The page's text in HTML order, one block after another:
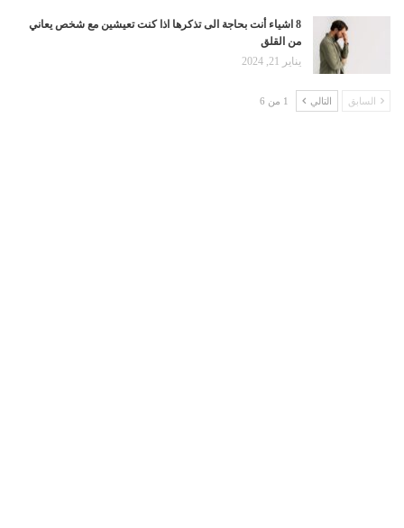
8 اشياء أنت بحاجة الى تذكرها اذا كنت تعيشين مع شخص يعاني
من القلق
يناير 21, 2024
السابق التالي 1 من 6